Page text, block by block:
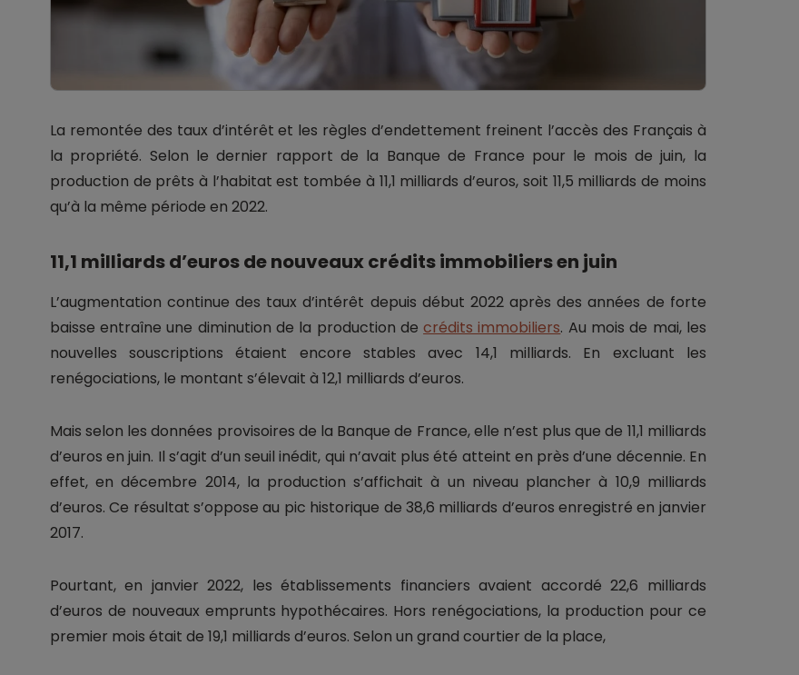
La remontée des taux d’intérêt et les règles d’endettement freinent l’accès des Français à
la propriété. Selon le dernier rapport de la Banque de France pour le mois de juin, la
production de prêts à l’habitat est tombée à 11,1 milliards d’euros, soit 11,5 milliards de moins
qu’à la même période en 2022.
11,1 milliards d’euros de nouveaux crédits immobiliers en juin
L’augmentation continue des taux d’intérêt depuis début 2022 après des années de forte
baisse entraîne une diminution de la production decrédits immobiliers. Au mois de mai, les
nouvelles souscriptions étaient encore stables avec 14,1 milliards. En excluant les
renégociations, le montant s’élevait à 12,1 milliards d’euros.
Mais selon les données provisoires de la Banque de France, elle n’est plus que de 11,1 milliards
d’euros en juin. Il s’agit d’un seuil inédit, qui n’avait plus été atteint en près d’une décennie. En
effet, en décembre 2014, la production s’affichait à un niveau plancher à 10,9 milliards
d’euros. Ce résultat s’oppose au pic historique de 38,6 milliards d’euros enregistré en janvier
2017.
Pourtant, en janvier 2022, les établissements financiers avaient accordé 22,6 milliards
d’euros de nouveaux emprunts hypothécaires. Hors renégociations, la production pour ce
premier mois était de 19,1 milliards d’euros. Selon un grand courtier de la place,